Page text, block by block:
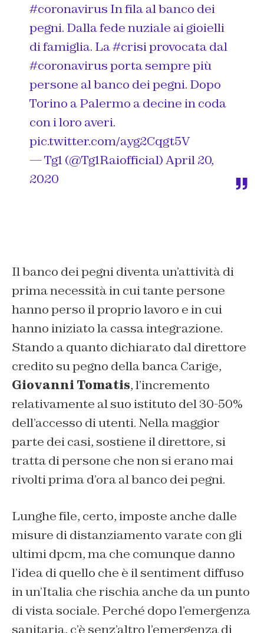
#coronavirus In fila al banco dei
pegni. Dalla fede nuziale ai gioielli
di famiglia. La#crisiprovocata dal
#coronavirusporta sempre più
persone al banco dei pegni. Dopo
Torino a Palermo a decine in coda
con i loro averi.
pic.twitter.com/ayg2Cqgt5V
— Tg1 (@Tg1Raiofficial)April 20,
2020
Il banco dei pegni diventa un’attività di
prima necessità in cui tante persone
hanno perso il proprio lavoro e in cui
hanno iniziato la cassa integrazione.
Stando a quanto dichiarato dal direttore
credito su pegno della banca Carige,
Giovanni Tomatis, l’incremento
relativamente al suo istituto del 30-50%
dell’accesso di utenti. Nella maggior
parte dei casi, sostiene il direttore, si
tratta di persone che non si erano mai
rivolti prima d’ora al banco dei pegni.
Lunghe file, certo, imposte anche dalle
misure di distanziamento varate con gli
ultimi dpcm, ma che comunque danno
l’idea di quello che è il sentiment diffuso
in un’Italia che rischia anche da un punto
di vista sociale. Perché dopo l’emergenza
sanitaria, c’è senz’altro l’emergenza di